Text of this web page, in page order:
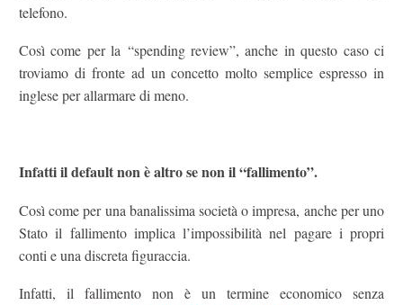
telefono.
Così come per la “spending review”, anche in questo caso ci
troviamo di fronte ad un concetto molto semplice espresso in
inglese per allarmare di meno.
Infatti il default non è altro se non il “fallimento”.
Così come per una banalissima società o impresa, anche per uno
Stato il fallimento implica l’impossibilità nel pagare i propri
conti e una discreta figuraccia.
Infatti, il fallimento non è un termine economico senza